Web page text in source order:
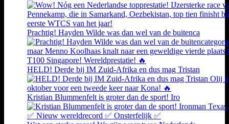
Prachtig! Hayden Wilde was dan wel van de buitenca
HELD! Derde bij IM Zuid-Afrika en dus mag Tristan
Kristian Blummenfelt is groter dan de sport! Iro